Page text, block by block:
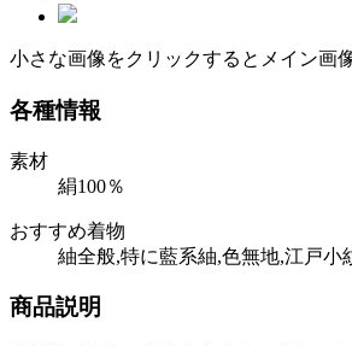
小さな画像をクリックするとメイン画
各種情報
素材
絹100％
おすすめ着物
紬全般,特に藍系紬,色無地,江戸小
商品説明